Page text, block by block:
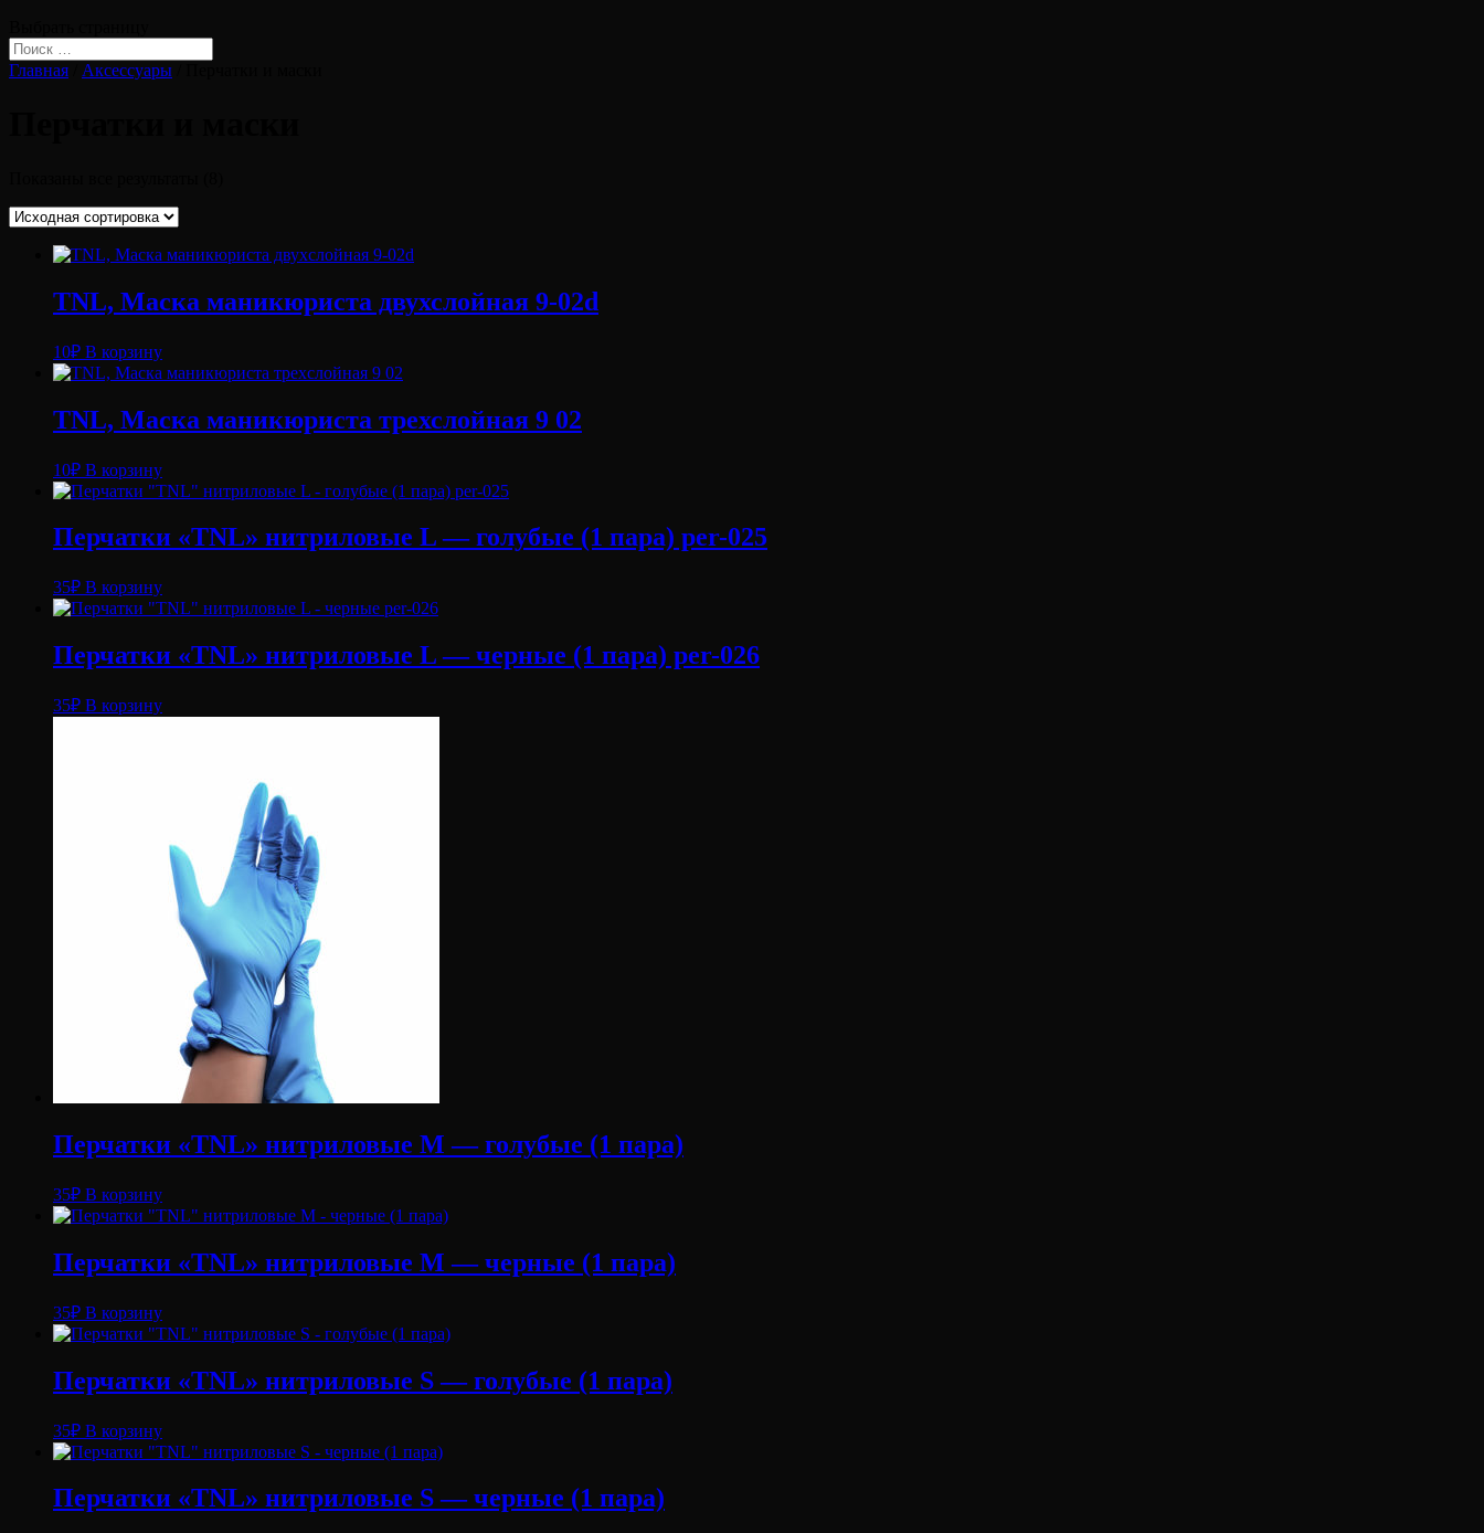
Главная Аксессуары
TNL, Маска маникюриста двухслойная 9-02d
10₽ В корзину
TNL, Маска маникюриста трехслойная 9 02
10₽ В корзину
Перчатки «TNL» нитриловые L — голубые (1 пара) per-025
35₽ В корзину
Перчатки «TNL» нитриловые L — черные (1 пара) per-026
35₽ В корзину
Перчатки «TNL» нитриловые M — голубые (1 пара)
35₽ В корзину
Перчатки «TNL» нитриловые M — черные (1 пара)
35₽ В корзину
Перчатки «TNL» нитриловые S — голубые (1 пара)
35₽ В корзину
Перчатки «TNL» нитриловые S — черные (1 пара)